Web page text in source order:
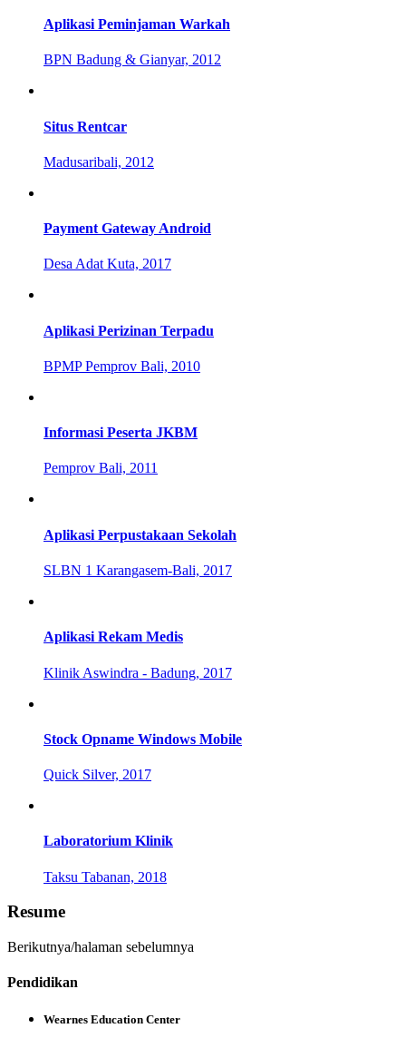
Aplikasi Peminjaman Warkah
BPN Badung & Gianyar, 2012
Situs Rentcar
Madusaribali, 2012
Payment Gateway Android
Desa Adat Kuta, 2017
Aplikasi Perizinan Terpadu
BPMP Pemprov Bali, 2010
Informasi Peserta JKBM
Pemprov Bali, 2011
Aplikasi Perpustakaan Sekolah
SLBN 1 Karangasem-Bali, 2017
Aplikasi Rekam Medis
Klinik Aswindra - Badung, 2017
Stock Opname Windows Mobile
Quick Silver, 2017
Laboratorium Klinik
Taksu Tabanan, 2018
Resume
Berikutnya/halaman sebelumnya
Pendidikan
Wearnes Education Center